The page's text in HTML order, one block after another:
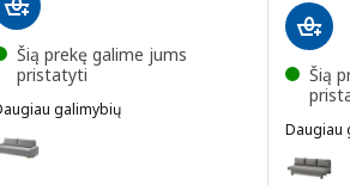
Šią prekę galime jums
pristatyti
galimybių
GRÄLVIKEN, Trivietė sofa-lova, pilka
Šią
Daugiau